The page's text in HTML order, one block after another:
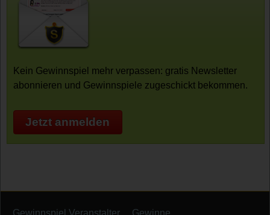
Kein Gewinnspiel mehr verpassen: gratis Newsletter
abonnieren und Gewinnspiele zugeschickt bekommen.
Jetzt anmelden
Gewinnspiel Veranstalter Gewinne